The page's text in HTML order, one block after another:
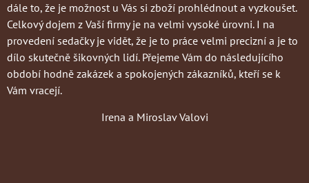
dále to, že je možnost u Vás si zboží prohlédnout a vyzkoušet.
Celkový dojem z Vaší firmy je na velmi vysoké úrovni. I na
provedení sedačky je vidět, že je to práce velmi precizní a je to
dílo skutečně šikovných lidí. Přejeme Vám do následujícího
období hodně zakázek a spokojených zákazníků, kteří se k
Vám vracejí.
Irena a Miroslav Valovi